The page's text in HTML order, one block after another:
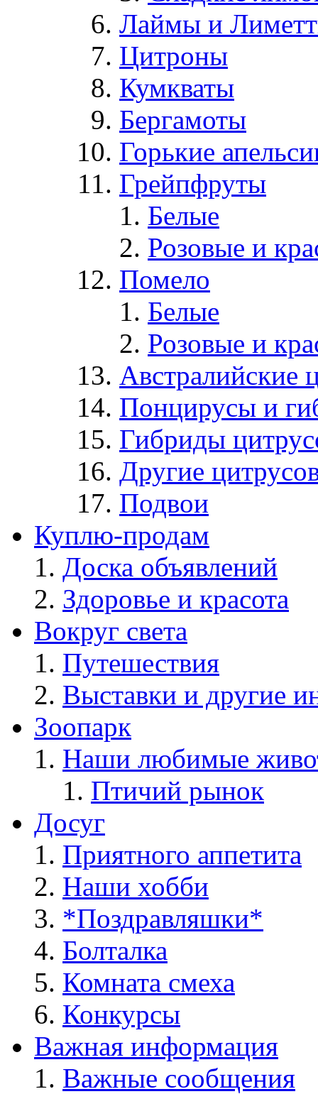
Лаймы и
Цитроны
Кумкваты
Бергамоты
Горькие
Грейпфруты
Белые
Розовые и
Помело
Белые
Розовые и
Австралийские
Понцирусы и
Гибриды
Другие
Подвои
Куплю-продам
Доска объявлений
Здоровье и красота
Вокруг света
Путешествия
Выставки и другие
Зоопарк
Наши любимые
Птичий рынок
Досуг
Приятного аппетита
Наши хобби
*Поздравляшки*
Болталка
Комната смеха
Конкурсы
Важная информация
Важные сообщения